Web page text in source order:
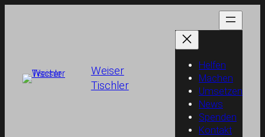
Weiser
Tischler
Helfen
Machen
Umsetzen
News
Spenden
Kontakt